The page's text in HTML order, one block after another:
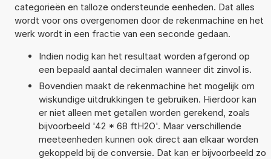
categorieën en talloze ondersteunde eenheden. Dat alles
wordt voor ons overgenomen door de rekenmachine en het
werk wordt in een fractie van een seconde gedaan.
Indien nodig kan het resultaat worden afgerond op
een bepaald aantal decimalen wanneer dit zinvol is.
Bovendien maakt de rekenmachine het mogelijk om
wiskundige uitdrukkingen te gebruiken. Hierdoor kan
er niet alleen met getallen worden gerekend, zoals
bijvoorbeeld '42 * 68 ftH2O'. Maar verschillende
meeteenheden kunnen ook direct aan elkaar worden
gekoppeld bij de conversie. Dat kan er bijvoorbeeld zo